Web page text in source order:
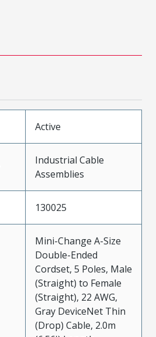
Active
Industrial Cable
Assemblies
130025
Mini-Change A-Size
Double-Ended
Cordset, 5 Poles, Male
(Straight) to Female
(Straight), 22 AWG,
Gray DeviceNet Thin
(Drop) Cable, 2.0m